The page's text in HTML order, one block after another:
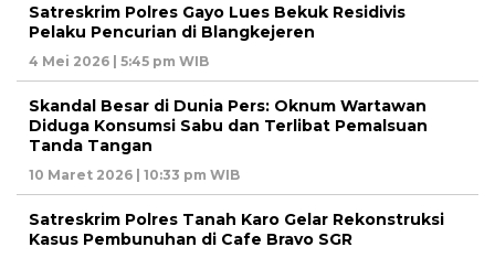
Satreskrim Polres Gayo Lues Bekuk Residivis
Pelaku Pencurian di Blangkejeren
4 Mei 2026 | 5:45 pm WIB
Skandal Besar di Dunia Pers: Oknum Wartawan
Diduga Konsumsi Sabu dan Terlibat Pemalsuan
Tanda Tangan
10 Maret 2026 | 10:33 pm WIB
Satreskrim Polres Tanah Karo Gelar Rekonstruksi
Kasus Pembunuhan di Cafe Bravo SGR